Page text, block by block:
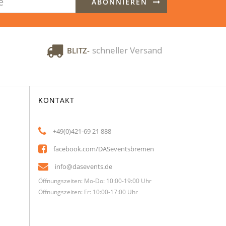
BLITZ- schneller Versand
KONTAKT
+49(0)421-69 21 888
facebook.com/DASeventsbremen
info@dasevents.de
Öffnungszeiten: Mo-Do: 10:00-19:00 Uhr
Öffnungszeiten: Fr: 10:00-17:00 Uhr